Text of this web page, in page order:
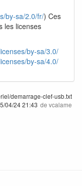
by-sa/2.0/fr/) Ces
les licenses
by-sa/3.0/
by-sa/4.0/
demarrage-clef-usb.txt
04/24 21:43 de vcalame